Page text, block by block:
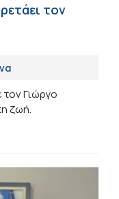
τον
τον Γιώργο
ζωή.